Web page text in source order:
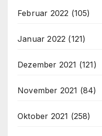
Februar 2022 (105)
Januar 2022 (121)
Dezember 2021 (121)
November 2021 (84)
Oktober 2021 (258)